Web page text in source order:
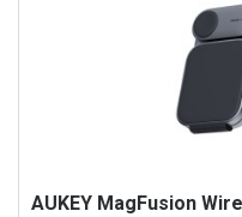
AUKEY MagFusion